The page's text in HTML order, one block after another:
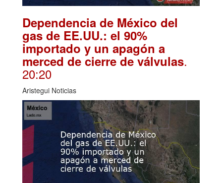
Dependencia de México del
gas de EE.UU.: el 90%
importado y un apagón a
merced de cierre de válvulas.
20:20
Aristegui Noticias